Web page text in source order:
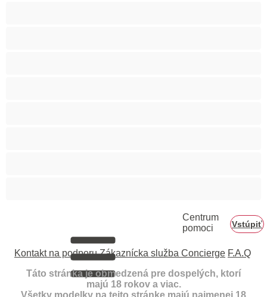
Centrum
pomoci
Vstúpiť
Kontakt na podporu Zákaznícka služba Concierge F.A.Q
Táto stránka je obmedzená pre dospelých, ktorí
majú 18 rokov a viac.
Všetky modelky na tejto stránke majú najmenej 18